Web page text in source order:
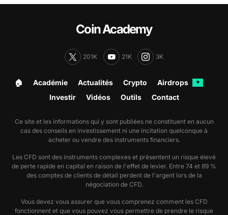
Coin Academy
201K 21K 3K
🏠︎ Académie Actualités Crypto Airdrops ✦
Investir Vidéos Outils Contact
Ce site et les informations qui y sont publiées ne constituent en aucun
cas des conseils en investissement ni une incitation quelconque à
acheter ou vendre des instruments financiers.
Les CFD sont des instruments complexes et présentent un risque élevé
de perte rapide en capital en raison de l'effet de levier. Entre 74 et 89 %
des comptes de clients de détail perdent de l'argent lors de la
négociation de CFD.
Vous devez vous assurer que vous comprenez comment les CFD
fonctionnent et que vous pouvez vous permettre de prendre le risque